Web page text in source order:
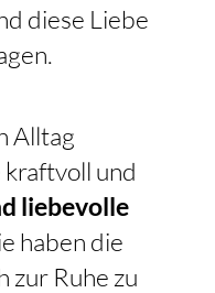
diese Liebe
Alltag
und
liebevolle
haben die
zur Ruhe zu